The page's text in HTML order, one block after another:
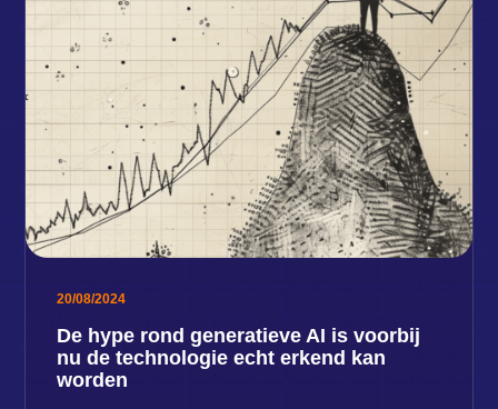
20/08/2024
De hype rond generatieve AI is voorbij
nu de technologie echt erkend kan
worden